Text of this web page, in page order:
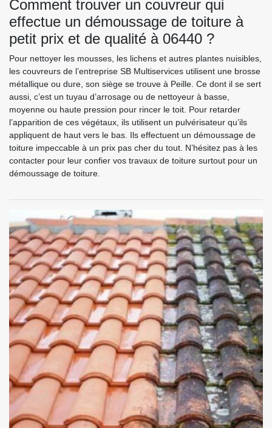
Comment trouver un couvreur qui
effectue un démoussage de toiture à
petit prix et de qualité à 06440 ?
Pour nettoyer les mousses, les lichens et autres plantes nuisibles,
les couvreurs de l’entreprise SB Multiservices utilisent une brosse
métallique ou dure, son siège se trouve à Peille. Ce dont il se sert
aussi, c’est un tuyau d’arrosage ou de nettoyeur à basse,
moyenne ou haute pression pour rincer le toit. Pour retarder
l’apparition de ces végétaux, ils utilisent un pulvérisateur qu’ils
appliquent de haut vers le bas. Ils effectuent un démoussage de
toiture impeccable à un prix pas cher du tout. N’hésitez pas à les
contacter pour leur confier vos travaux de toiture surtout pour un
démoussage de toiture.